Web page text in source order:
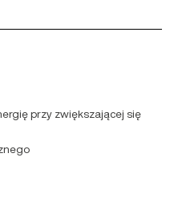
przy zwiększającej się